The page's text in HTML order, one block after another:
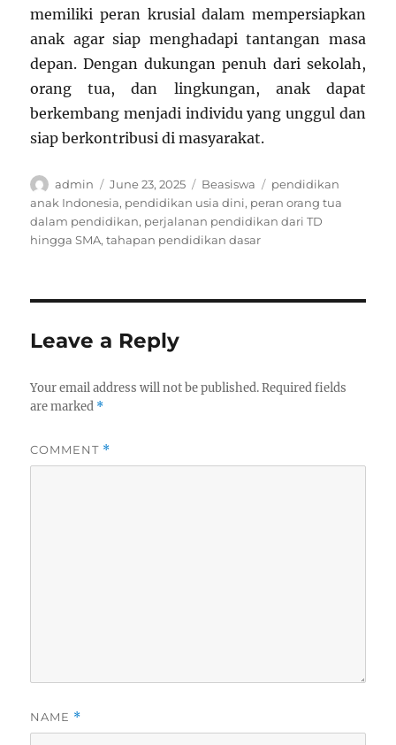
memiliki peran krusial dalam mempersiapkan
anak agar siap menghadapi tantangan masa
depan. Dengan dukungan penuh dari sekolah,
orang tua, dan lingkungan, anak dapat
berkembang menjadi individu yang unggul dan
siap berkontribusi di masyarakat.
Author
admin
Posted
on
June 23, 2025 Categories
Beasiswa Tags
pendidikan
anak Indonesia, pendidikan usia dini, peran orang tua
dalam pendidikan, perjalanan pendidikan dari TD
hingga SMA,tahapan pendidikan dasar
Leave a Reply
Your email address will not be published. Required fields
are marked *
COMMENT *
NAME *